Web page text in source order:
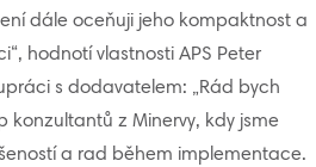
dále oceňuji jeho kompaktnost a
hodnotí vlastnosti APS Peter
s dodavatelem: „Rád bych
konzultantů z Minervy, kdy jsme
a rad během implementace.